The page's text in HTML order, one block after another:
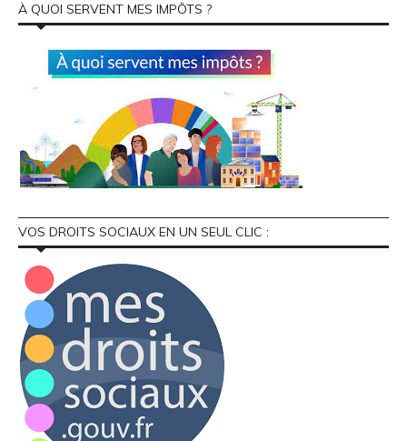
À QUOI SERVENT MES IMPÔTS ?
VOS DROITS SOCIAUX EN UN SEUL CLIC :